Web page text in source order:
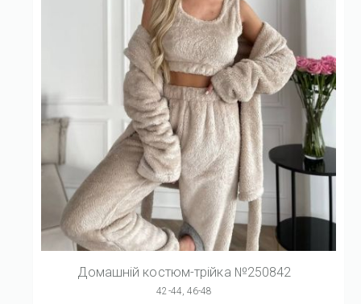
Домашній костюм-трійка №250842
42-44, 46-48